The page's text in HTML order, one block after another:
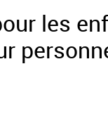
les